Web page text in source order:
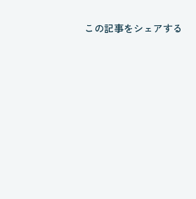
この記事をシェアする